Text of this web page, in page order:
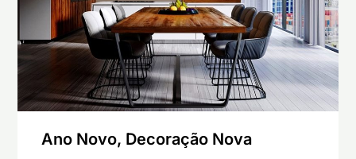
Ano Novo, Decoração Nova